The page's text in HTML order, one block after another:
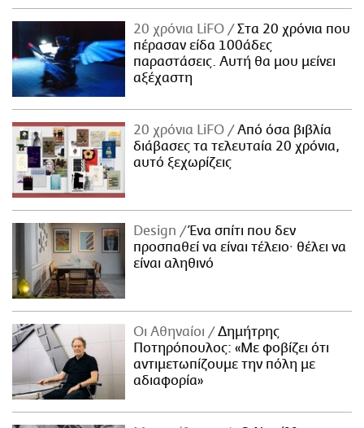
20 χρόνια LiFO
Στα 20 χρόνια που
πέρασαν είδα 100άδες
παραστάσεις. Αυτή θα μου μείνει
αξέχαστη
20 χρόνια LiFO
Από όσα βιβλία
διάβασες τα τελευταία 20 χρόνια,
αυτό ξεχωρίζεις
Design
Ένα σπίτι που δεν
προσπαθεί να είναι τέλειο· θέλει να
είναι αληθινό
Οι Αθηναίοι
Δημήτρης
Ποτηρόπουλος: «Με φοβίζει ότι
αντιμετωπίζουμε την πόλη με
αδιαφορία»